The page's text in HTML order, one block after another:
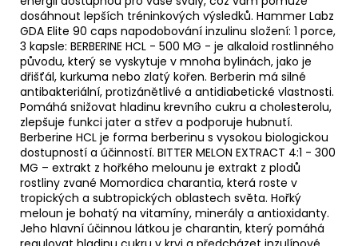
dosáhnout lepších tréninkových výsledků. Hammer Labz
GDA Elite 90 caps napodobování inzulinu složení: 1 porce,
3 kapsle: BERBERINE HCL - 500 MG - je alkaloid rostlinného
původu, který se vyskytuje v mnoha bylinách, jako je
dřišťál, kurkuma nebo zlatý kořen. Berberin má silné
antibakteriální, protizánětlivé a antidiabetické vlastnosti.
Pomáhá snižovat hladinu krevního cukru a cholesterolu,
zlepšuje funkci jater a střev a podporuje hubnutí.
Berberine HCL je forma berberinu s vysokou biologickou
dostupností a účinností. BITTER MELON EXTRACT 4:1 - 300
MG – extrakt z hořkého melounu je extrakt z plodů
rostliny zvané Momordica charantia, která roste v
tropických a subtropických oblastech světa. Hořký
meloun je bohatý na vitamíny, minerály a antioxidanty.
Jeho hlavní účinnou látkou je charantin, který pomáhá